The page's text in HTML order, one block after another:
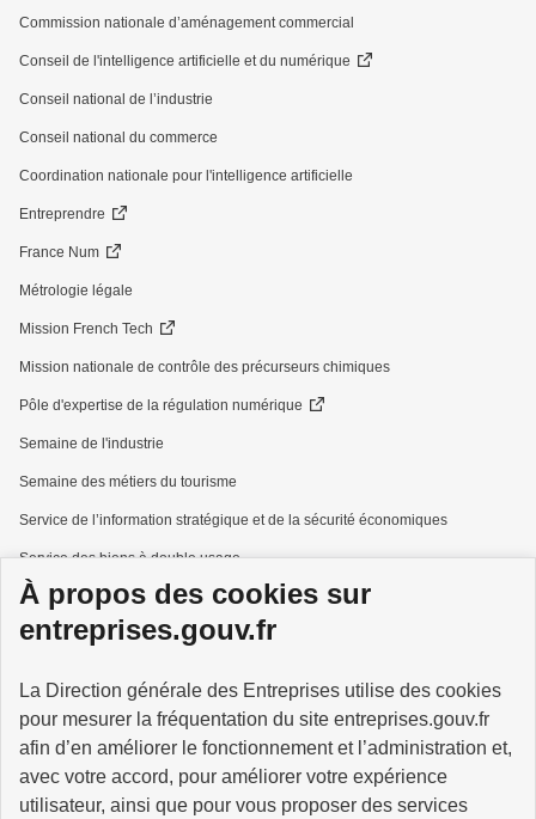
À propos des cookies sur
entreprises.gouv.fr
La Direction générale des Entreprises utilise des cookies
pour mesurer la fréquentation du site entreprises.gouv.fr
afin d’en améliorer le fonctionnement et l’administration et,
avec votre accord, pour améliorer votre expérience
utilisateur, ainsi que pour vous proposer des services
Commission nationale d’aménagement commercial
Conseil de l'intelligence artificielle et du numérique
Conseil national de l’industrie
Conseil national du commerce
Coordination nationale pour l'intelligence artificielle
Entreprendre
France Num
Métrologie légale
Mission French Tech
Mission nationale de contrôle des précurseurs chimiques
Pôle d'expertise de la régulation numérique
Semaine de l'industrie
Semaine des métiers du tourisme
Service de l’information stratégique et de la sécurité économiques
Service des biens à double usage
Services à la personne
GOUVERNEMENT